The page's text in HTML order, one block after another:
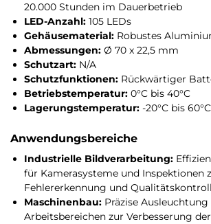
20.000 Stunden im Dauerbetrieb
LED-Anzahl: 105 LEDs
Gehäusematerial: Robustes
Abmessungen: Ø 70 x 22,5 mm
Schutzart: N/A
Schutzfunktionen: Rückwärtiger
Betriebstemperatur: 0°C bis 40°C
Lagerungstemperatur: -20°C bis 60°C
Anwendungsbereiche
Industrielle Bildverarbeitung:
für Kamerasysteme und Inspektionen
Fehlererkennung und
Maschinenbau: Präzise Ausleuchtung
Arbeitsbereichen zur Verbesserung der